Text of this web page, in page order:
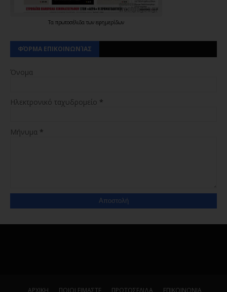
Τα πρωτοσέλιδα των εφημερίδων
ΦΌΡΜΑ ΕΠΙΚΟΙΝΩΝΊΑΣ
Όνομα
Ηλεκτρονικό ταχυδρομείο *
Μήνυμα *
ΑΡΧΙΚΗ ΠΟΙΟΙ ΕΙΜΑΣΤΕ ΠΡΩΤΟΣΕΛΙΔΑ ΕΠΙΚΟΙΝΩΝΙΑ